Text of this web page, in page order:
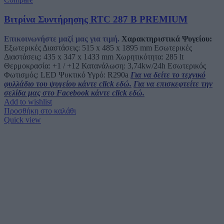
Βιτρίνα Συντήρησης RTC 287 B PREMIUM
Επικοινωνήστε μαζί μας για τιμή. Χαρακτηριστικά Ψυγείου:
Εξωτερικές Διαστάσεις: 515 x 485 x 1895 mm Εσωτερικές
Διαστάσεις: 435 x 347 x 1433 mm Χωρητικότητα: 285 lt
Θερμοκρασία: +1 / +12 Κατανάλωση: 3,74kw/24h Εσωτερικός
Φωτισμός: LED Ψυκτικό Υγρό: R290a Για να δείτε το τεχνικό
φυλλάδιο του ψυγείου κάντε click εδώ. Για να επισκεφτείτε την
σελίδα μας στο Facebook κάντε click εδώ.
Add to wishlist
Προσθήκη στο καλάθι
Quick view